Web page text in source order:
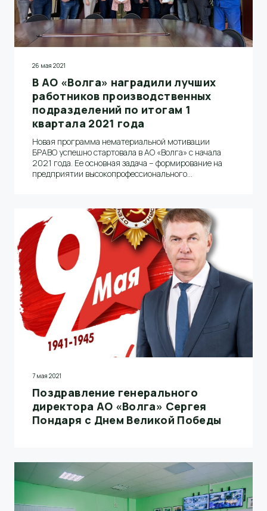
26 мая 2021
В АО «Волга» наградили лучших
работников производственных
подразделений по итогам 1
квартала 2021 года
Новая программа нематериальной мотивации
БРАВО успешно стартовала в АО «Волга» с начала
2021 года. Ее основная задача – формирование на
предприятии высокопрофессионального
компании. 21 мая в АО "Волга" состоялось
награждение победителей программы
нематериальной мотивации БРАВО по итогам 1
квартала 2021 года.
7 мая 2021
Поздравление генерального
директора АО «Волга» Сергея
Пондаря с Днем Великой Победы